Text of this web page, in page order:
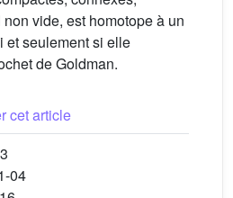
vide, est homotope à un
et seulement si elle
de Goldman.
cet article
04